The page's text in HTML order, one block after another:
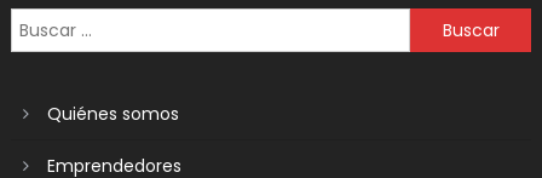
Quiénes somos
Emprendedores